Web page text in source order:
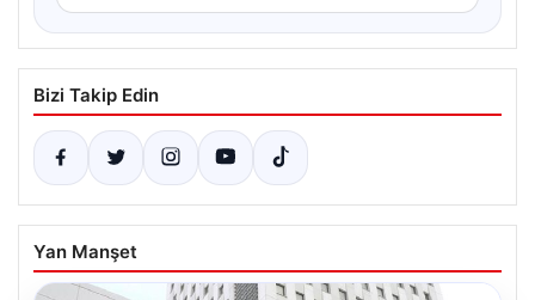
Bizi Takip Edin
Yan Manşet